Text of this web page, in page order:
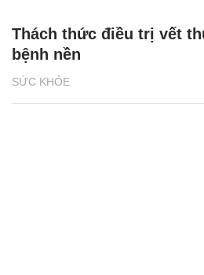
SỨC KHỎE
Thách thức điều trị vết
bệnh nền